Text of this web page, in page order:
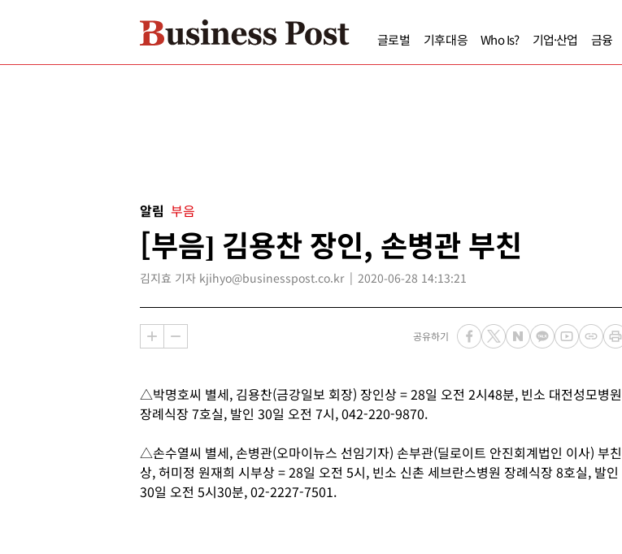
글로벌 기후대응 Who Is? 기업·산업 금융
알림 부음
[부음] 김용찬 장인, 손병관 부친
김지효 기자 kjihyo@businesspost.co.kr 2020-06-28 14:13:21
공유하기
△박명호씨 별세, 김용찬(금강일보 회장) 장인상 = 28일 오전 2시48분, 빈소 대전성모병원
장례식장 7호실, 발인 30일 오전 7시, 042-220-9870.
△손수열씨 별세, 손병관(오마이뉴스 선임기자) 손부관(딜로이트 안진회계법인 이사) 부친
상, 허미정 원재희 시부상 = 28일 오전 5시, 빈소 신촌 세브란스병원 장례식장 8호실, 발인
30일 오전 5시30분, 02-2227-7501.